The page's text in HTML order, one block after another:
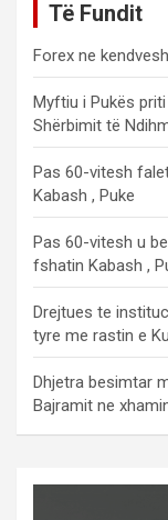
Të Fundit
Forex ne
Myftiu i Pukës
Shërbimit të
Pas 60-vitesh
Kabash , Puke
Pas 60-vitesh u
fshatin Kabash ,
Drejtues te
tyre me rastin e
Dhjetra besimtar
Bajramit ne